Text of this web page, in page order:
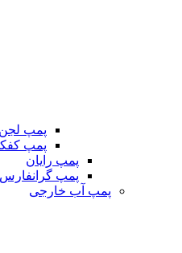
پمپ
پمپ
پمپ رایان
پمپ گرانفارس
پمپ آب خارجی